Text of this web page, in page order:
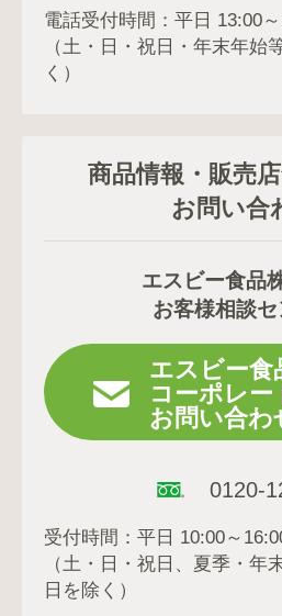
電話受付時間：平日 13:00
（土・日・祝日・年末年始
く）
商品情報・販売
お問い合
エスビー食品
お客様相談
エスビー食
コーポレー
お問い合わ
0120-
受付時間：平日 10:00～
（土・日・祝日、夏季・年
日を除く）